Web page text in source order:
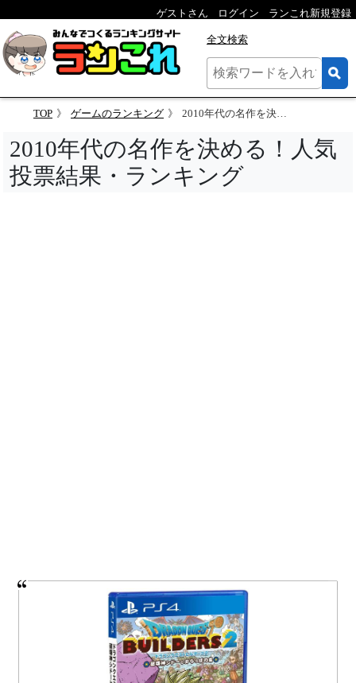
ゲストさん ログイン ランこれ新規登録
全文検索
TOP ゲームのランキング 2010年代の名作を決める！人気投票結果・ランキング
2010年代の名作を決める！人気
投票結果・ランキング